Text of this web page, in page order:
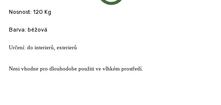
Nosnost: 120 Kg
Barva: béžová
Určení: do interierů, exterierů
Neni vhodne pro dlouhodobe použiti ve vlhkém prostředí.